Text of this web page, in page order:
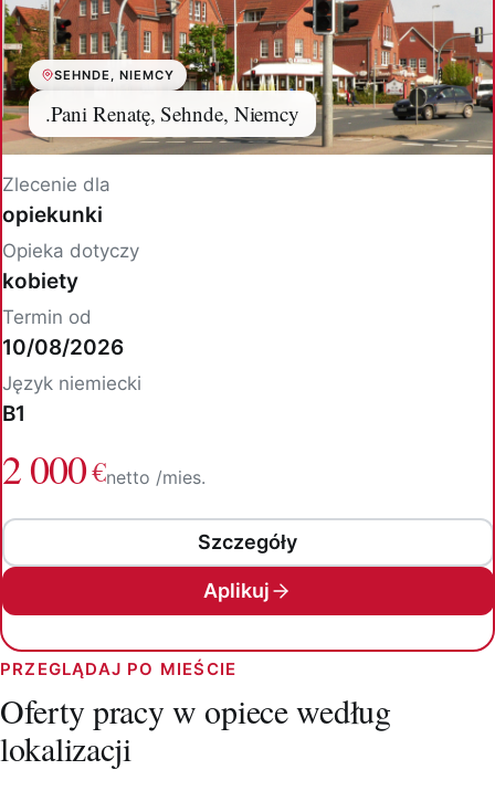
SEHNDE, NIEMCY
.Pani Renatę, Sehnde, Niemcy
Zlecenie dla
opiekunki
Opieka dotyczy
kobiety
Termin od
10/08/2026
Język niemiecki
B1
2 000€netto /mies.
Szczegóły
Aplikuj
PRZEGLĄDAJ PO MIEŚCIE
Oferty pracy w opiece według
lokalizacji